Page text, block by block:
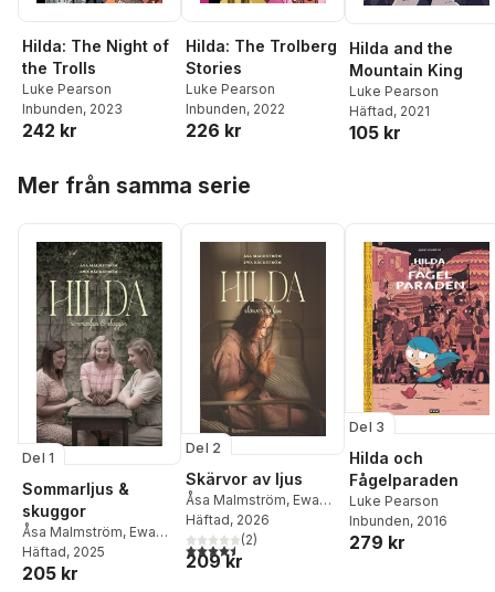
Hilda: The Night of
the Trolls
Luke Pearson
Inbunden, 2023
242 kr
Hilda: The Trolberg
Stories
Luke Pearson
Inbunden, 2022
226 kr
Hilda and the
Mountain King
Luke Pearson
Häftad, 2021
105 kr
Mer från samma serie
Del 1
Sommarljus &
skuggor
Åsa Malmström, Ewa
Bäckström
Häftad, 2025
205 kr
Del 2
Skärvor av ljus
Åsa Malmström, Ewa
Bäckström
Häftad, 2026
4,5utav 5 stjärnor. Totalt antal röster:
(2)
209 kr
Del 3
Hilda och
Fågelparaden
Luke Pearson
Inbunden, 2016
279 kr